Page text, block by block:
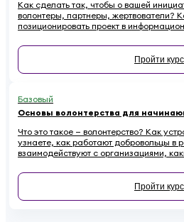
Как сделать так, чтобы о вашей
волонтеры, партнеры, жертвователи?
позиционировать проект в
со СМИ? Все это — в новом курсе.
Пройти курс
Базовый
Основы волонтерства для
Что это такое — волонтерство? Как
узнаете, как работают добровольцы в
взаимодействуют с организациями,
распространенных ошибок.
Пройти курс